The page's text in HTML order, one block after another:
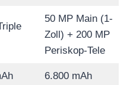
50 MP Main (1-
Zoll) + 200 MP
Periskop-Tele
6.800 mAh